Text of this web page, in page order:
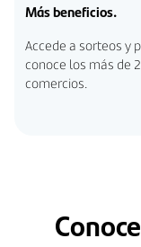
Más beneficios.
Accede a sorteos y
conoce los más de
comercios.